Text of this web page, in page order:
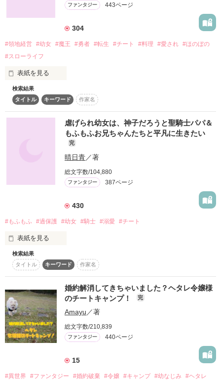
ることになり、なぜか聖女候補になってしまったアリシア。
そこで偽物聖女候補として断罪され、絶体絶命の大ピンチ！
気付けば、なぜか推定６歳児になっていた。
（私は偽物だし、好きにしていいんだよね…？）
騎士団長──イラリオに保護されることに。
ちびっこ薬師として活躍し始めたアリエッタは精霊達や聖獣と
もお友達になり、次々とチートが開花。
一方その頃、王都では大問題が。
えっ、新しい聖女様の力が弱い？
私は偽物でただのちびっこ薬師なので、もう知りません！
幼女薬師と精霊、もふもふな聖獣達が織りなす、ほのぼのファ
★レビューありがとうございます★
美江さん、零薇さん、ぴぃsanさん
作品を読む
ファンタジー 443ページ
304
#領地経営 #幼女 #魔王 #勇者 #転生 #チート #料理 #愛され #ほのぼの
#スローライフ
表紙を見る
ゲームの中の世界に転生してしまった――。
現実世界を生きていた頃にやり込んでいたゲーム、
『イクリプス・サーガ』。通称イクサガ。
王道RPGゲームに転生したエステルは、
魔王の復活を阻止せねば故郷が滅び、
幼馴染たちに悲劇が訪れ、
バッドエンドを迎えることを知っていた。
封印された魔王を確認していたが……。
「お前だけは殺さない。だから私を頼れ」
世界の敵となるはずの魔王ゼファーラントは
なぜかエステルに（言動はともかく）好意的で……？
「助けに来てくれてありがとう」
「呼ばれたから来てやっただけだ」
人間嫌いの魔王と、その仇敵として転生した少女。
奇妙なふたりの関係は、
なんだかとってもほのぼのしているようです。
検索結果
タイトル
キーワード 作家名
虐げられ幼女は、神子だろうと聖騎士パパ＆
もふもふお兄ちゃんたちと平凡に生きたい
完
晴日青／著
総文字数/104,880
ファンタジー 387ページ
430
#もふもふ #過保護 #幼女 #騎士 #溺愛 #チート
表紙を見る
「怖い思いはさせねェって言っただろ。これからはずっと一緒
にいてやる」
『神子』と呼ばれるほど天才的に魔石を扱う双子の妹とは違
い、役立たずの出来損ないと実の家族から虐げられるアルトリ
シア。
ついには殺されそうになった彼女を助けたのは、狼の姿をした
『生きた石』のサフィだった。
さらには彼の弟、ルブまで一緒についてくることになり……。
「お前さえよければ、私の娘にならないか」
ふたりの助けによって出会った、辺境伯ゼノハルト。
検索結果
タイトル
キーワード 作家名
婚約解消してきちゃいました？ヘタレ令嬢様
のチートキャンプ！
完
Amayu ／著
総文字数/210,839
ファンタジー 440ページ
15
#異世界 #ファンタジー #婚約破棄 #令嬢 #キャンプ #幼なじみ #ヘタレ